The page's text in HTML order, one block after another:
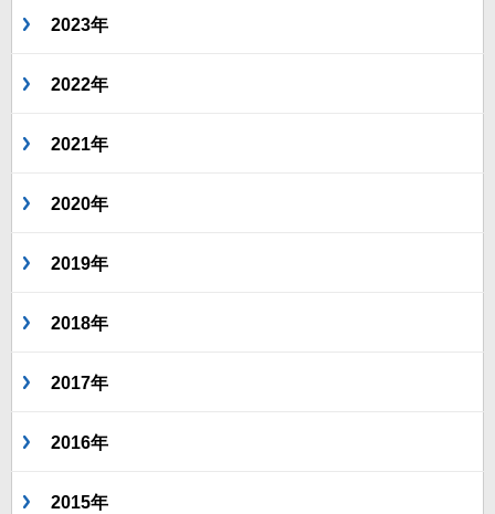
2023年
2022年
2021年
2020年
2019年
2018年
2017年
2016年
2015年